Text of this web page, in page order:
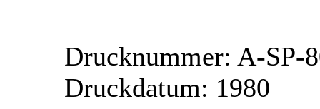
Drucknummer: A-SP-
Druckdatum: 1980